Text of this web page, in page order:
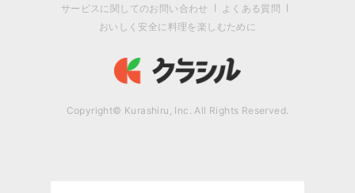
サービスに関してのお問い合わせ
よくある質問
おいしく安全に料理を楽しむために
Copyright© Kurashiru, Inc. All Rights Reserved.